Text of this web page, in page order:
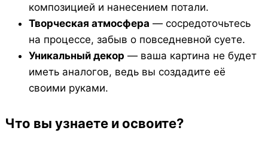
композицией и нанесением потали.
Творческая атмосфера — сосредоточьтесь
на процессе, забыв о повседневной суете.
Уникальный декор — ваша картина не будет
иметь аналогов, ведь вы создадите её
своими руками.
Что вы узнаете и освоите?